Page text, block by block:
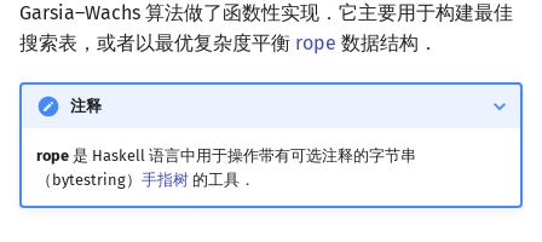
Garsia–Wachs 算法做了函数性实现．它主要用于构建最佳
搜索表，或者以最优复杂度平衡 rope 数据结构．
注释
rope是 Haskell 语言中用于操作带有可选注释的字节串
（bytestring） 手指树的工具．